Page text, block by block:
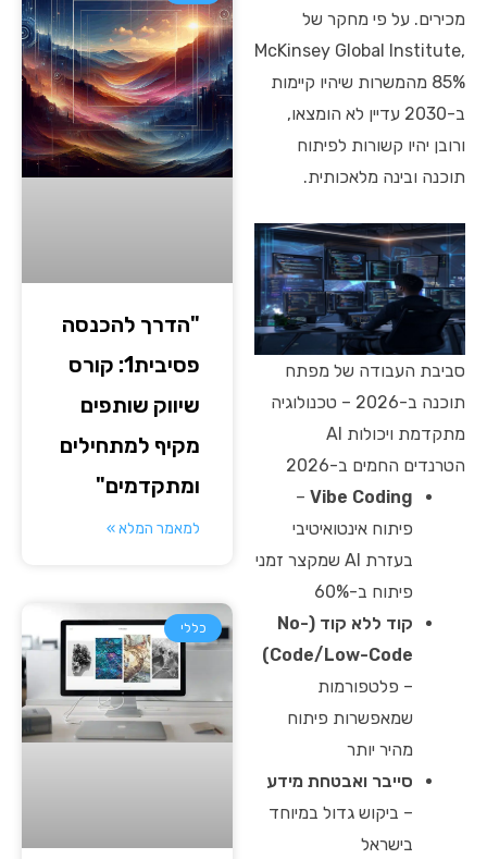
מכירים. על פי מחקר של
McKinsey Global Institute,
85% מהמשרות שיהיו קיימות
ב-2030 עדיין לא הומצאו,
ורובן יהיו קשורות לפיתוח
תוכנה ובינה מלאכותית.
סביבת העבודה של מפתח
תוכנה ב-2026 – טכנולוגיה
מתקדמת ויכולות AI
הטרנדים החמים ב-2026
Vibe Coding
–
פיתוח אינטואיטיבי
בעזרת AI שמקצר זמני
פיתוח ב-60%
קוד ללא קוד (No-
Code/Low-Code)
– פלטפורמות
שמאפשרות פיתוח
מהיר יותר
סייבר ואבטחת מידע
– ביקוש גדול במיוחד
בישראל
"הדרך להכנסה
פסיבית1: קורס
שיווק שותפים
מקיף למתחילים
ומתקדמים"
למאמר המלא »
כללי